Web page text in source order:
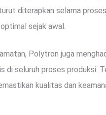
diterapkan selama
sejak awal.
Polytron juga
di seluruh proses produksi.
kualitas dan